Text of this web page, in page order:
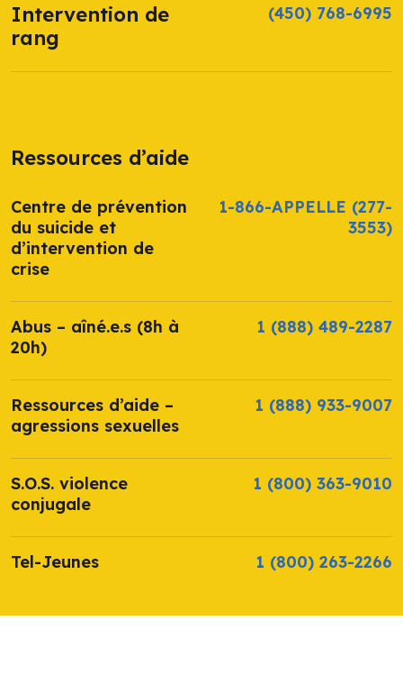
Intervention de
rang
(450) 768-6995
Ressources d’aide
Centre de prévention
du suicide et
d’intervention de
crise
1-866-APPELLE (277-
3553)
Abus – aîné.e.s (8h à
20h)
1 (888) 489-2287
Ressources d’aide –
agressions sexuelles
1 (888) 933-9007
S.O.S. violence
conjugale
1 (800) 363-9010
Tel-Jeunes 1 (800) 263-2266